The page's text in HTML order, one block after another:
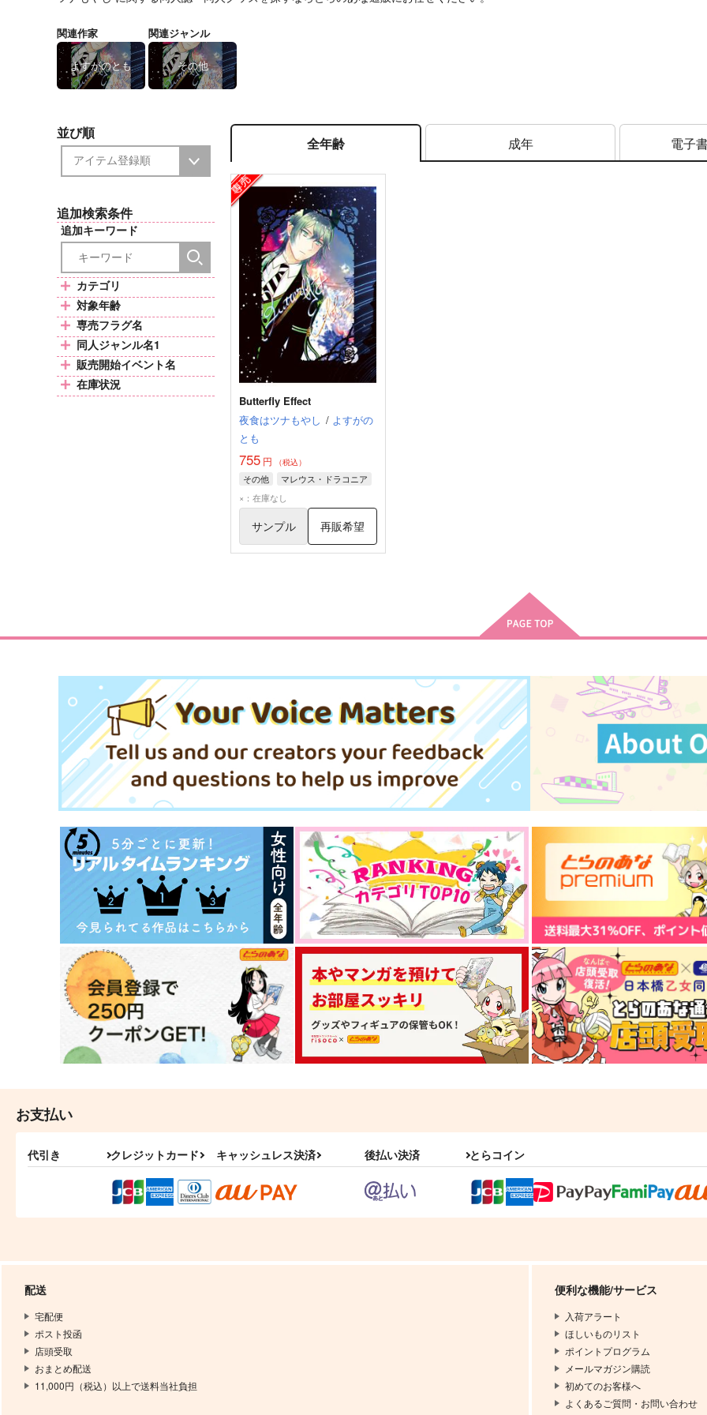
関連作家
よすがのとも
関連ジャンル
その他
並び順
追加検索条件
追加キーワード
カテゴリ
対象年齢
専売フラグ名
同人ジャンル名1
販売開始イベント名
在庫状況
全年齢 成年 電子
Butterfly Effect
夜食はツナもやし / よすがの
とも
755 円 （税込）
その他
マレウス・ドラコニア
×：在庫なし
サンプル 再販希望
お支払い
代引き クレジットカード キャッシュレス決済 後払い決済 とらコイン
配送
宅配便
ポスト投函
店頭受取
おまとめ配送
11,000円（税込）以上で送料当社負担
便利な機能/サービス
入荷アラート
ほしいものリスト
ポイントプログラム
メールマガジン購読
初めてのお客様へ
よくあるご質問・お問い合わせ